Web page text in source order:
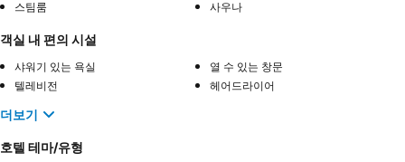
스팀룸 사우나
객실 내 편의 시설
샤워기 있는 욕실
열 수 있는 창문
텔레비전
헤어드라이어
더보기
호텔 테마/유형